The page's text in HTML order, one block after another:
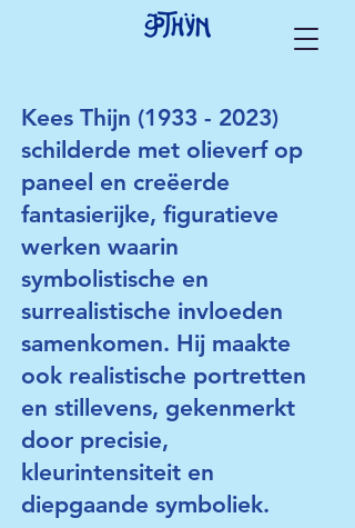
Kees Thijn (1933 - 2023)
schilderde met olieverf op
paneel en creëerde
fantasierijke, figuratieve
werken waarin
symbolistische en
surrealistische invloeden
samenkomen. Hij maakte
ook realistische portretten
en stillevens, gekenmerkt
door precisie,
kleurintensiteit en
diepgaande symboliek.